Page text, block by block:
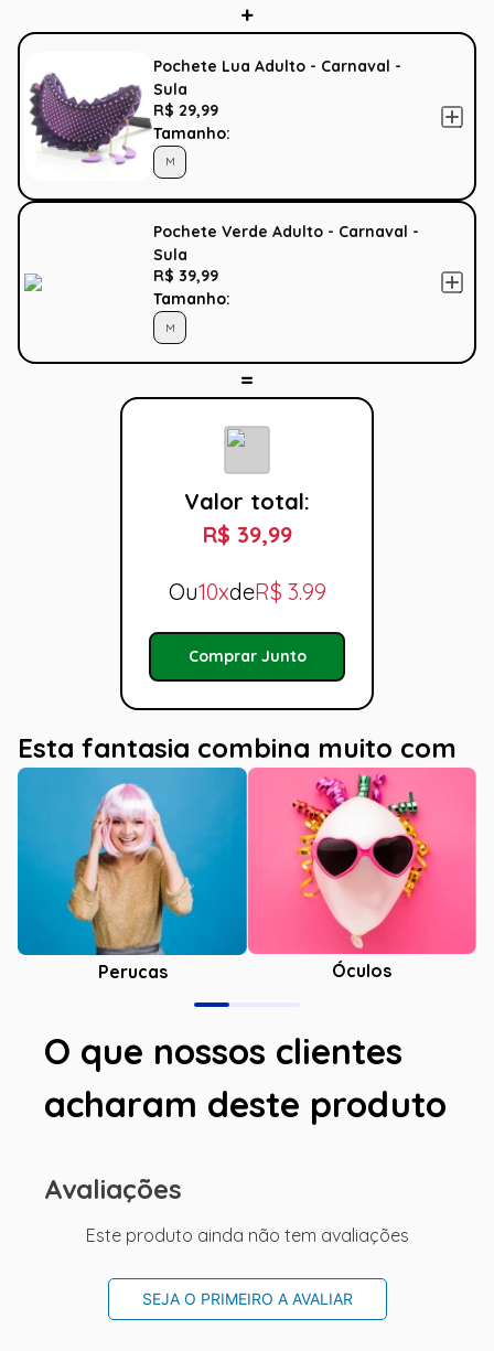
Pochete Lua Adulto - Carnaval -
Sula
R$ 29,99
Tamanho:
M
Pochete Verde Adulto - Carnaval -
Sula
R$ 39,99
Tamanho:
M
Valor total:
R$ 39,99
Ou10xdeR$ 3.99
Comprar Junto
Esta fantasia combina muito com
Perucas Óculos
O que nossos clientes
acharam deste produto
Avaliações
Este produto ainda não tem avaliações
SEJA O PRIMEIRO A AVALIAR